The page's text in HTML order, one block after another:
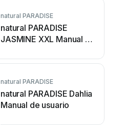
natural PARADISE
natural PARADISE
JASMINE XXL Manual de
natural PARADISE
natural PARADISE Dahlia
Manual de usuario